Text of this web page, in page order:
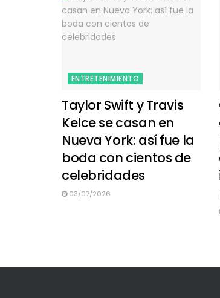
ENTRETENIMIENTO
Taylor Swift y Travis
Kelce se casan en
Nueva York: así fue la
boda con cientos de
celebridades
03/07/2026